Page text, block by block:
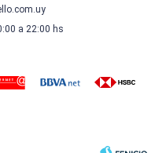
a 22:00 hs